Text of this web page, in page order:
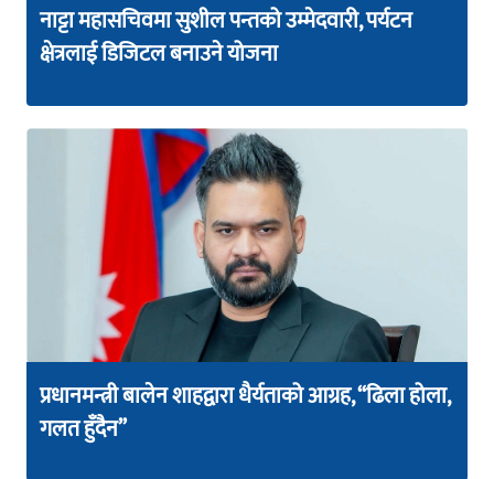
नाट्टा महासचिवमा सुशील पन्तको उम्मेदवारी, पर्यटन
क्षेत्रलाई डिजिटल बनाउने योजना
प्रधानमन्त्री बालेन शाहद्वारा धैर्यताको आग्रह, “ढिला होला,
गलत हुँदैन”